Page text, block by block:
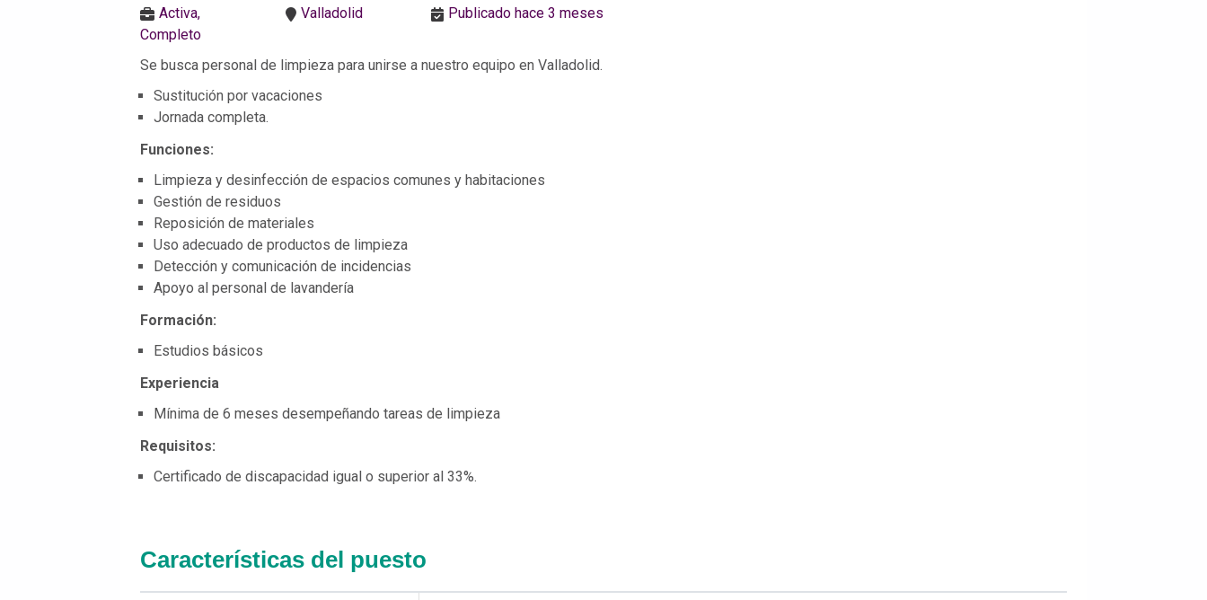
Activa,
Completo
Valladolid Publicado hace 3 meses
Se busca personal de limpieza para unirse a nuestro equipo en Valladolid.
Sustitución por vacaciones
Jornada completa.
Funciones:
Limpieza y desinfección de espacios comunes y habitaciones
Gestión de residuos
Reposición de materiales
Uso adecuado de productos de limpieza
Detección y comunicación de incidencias
Apoyo al personal de lavandería
Formación:
Estudios básicos
Experiencia
Mínima de 6 meses desempeñando tareas de limpieza
Requisitos:
Certificado de discapacidad igual o superior al 33%.
Características del puesto